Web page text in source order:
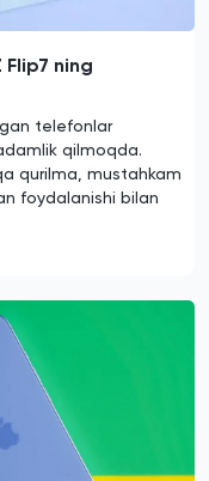
ning
telefonlar
qilmoqda.
qurilma, mustahkam
foydalanishi bilan